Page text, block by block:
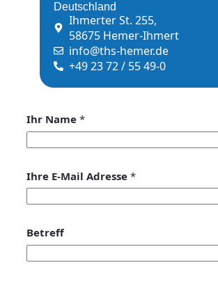
Deutschland
Ihmerter St. 255,
58675 Hemer-Ihmert
info@ths-hemer.de
+49 23 72 / 55 49-0
Ihr Name *
Ihre E-Mail Adresse *
Betreff